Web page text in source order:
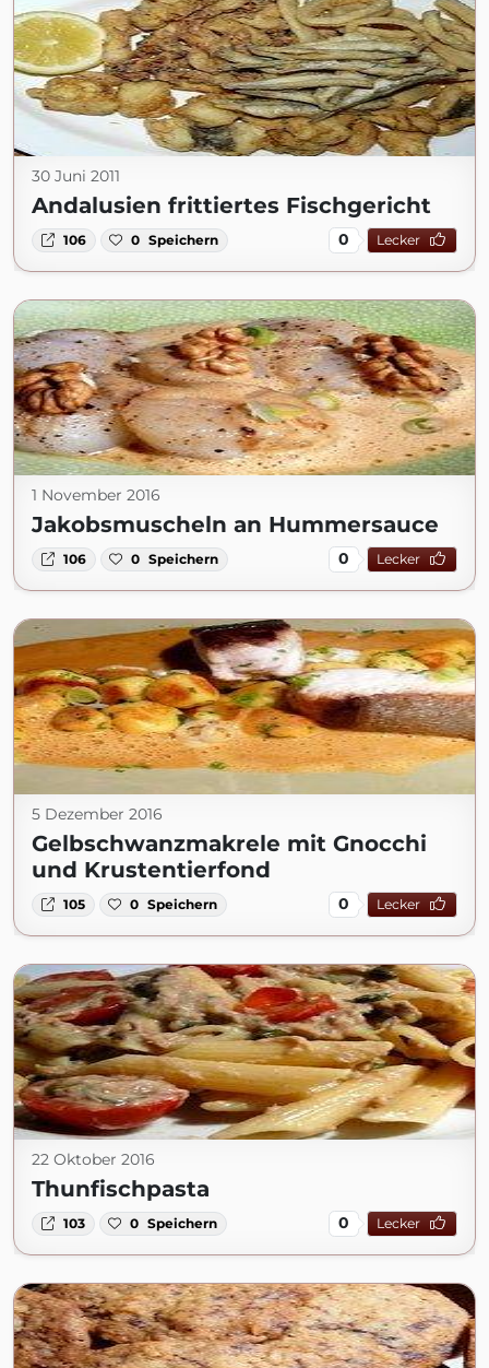
30 Juni 2011
Andalusien frittiertes Fischgericht
106 0 Speichern 0 Lecker
1 November 2016
Jakobsmuscheln an Hummersauce
106 0 Speichern 0 Lecker
5 Dezember 2016
Gelbschwanzmakrele mit Gnocchi
und Krustentierfond
105 0 Speichern 0 Lecker
22 Oktober 2016
Thunfischpasta
103 0 Speichern 0 Lecker